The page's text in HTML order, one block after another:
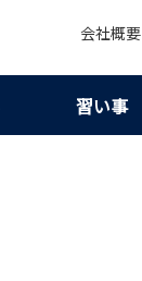
会社概要
習い事